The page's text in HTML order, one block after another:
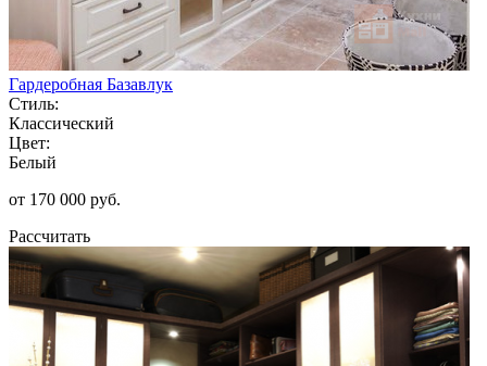
Гардеробная Базавлук
Стиль:
Классический
Цвет:
Белый
от 170 000 руб.
Рассчитать